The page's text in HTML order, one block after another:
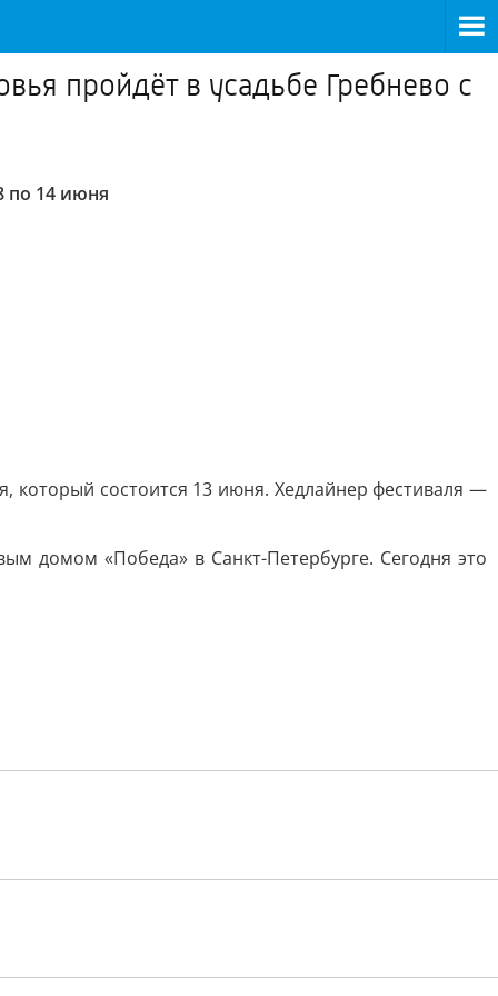
пройдёт в усадьбе Гребнево с
по 14 июня
который состоится 13 июня. Хедлайнер фестиваля —
домом «Победа» в Санкт-Петербурге. Сегодня это